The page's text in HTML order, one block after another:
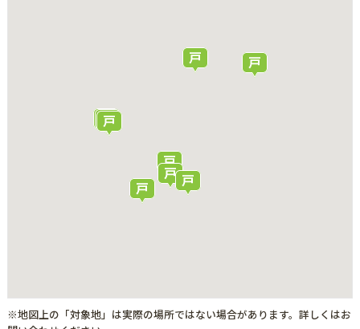
※地図上の「対象地」は実際の場所ではない場合があります。詳しくはお